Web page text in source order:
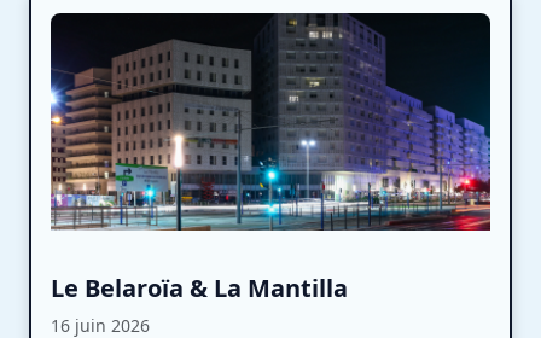
Le Belaroïa & La Mantilla
16 juin 2026